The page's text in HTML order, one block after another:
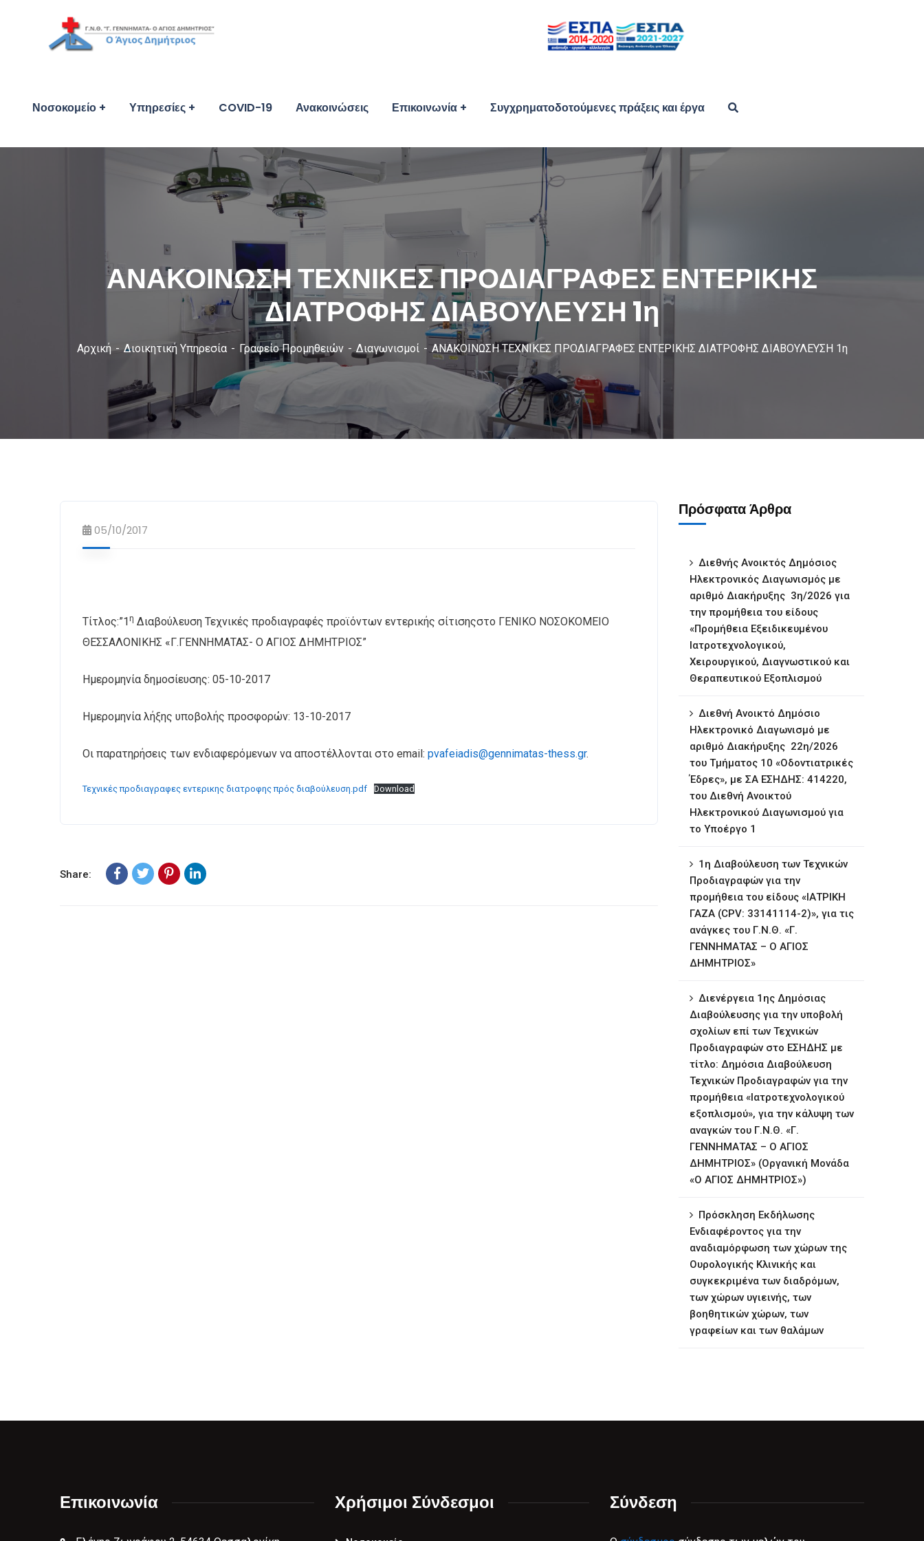
Νοσοκομείο Υπηρεσίες COVID-19 Ανακοινώσεις Επικοινωνία Συγχρηματοδοτούμενες πράξεις και έργα
ΑΝΑΚΟΙΝΩΣΗ ΤΕΧΝΙΚΕΣ ΠΡΟΔΙΑΓΡΑΦΕΣ ΕΝΤΕΡΙΚΗΣ
ΔΙΑΤΡΟΦΗΣ ΔΙΑΒΟΥΛΕΥΣΗ 1η
Αρχική Διοικητική Υπηρεσία Γραφείο Προμηθειών Διαγωνισμοί ΑΝΑΚΟΙΝΩΣΗ ΤΕΧΝΙΚΕΣ ΠΡΟΔΙΑΓΡΑΦΕΣ ΕΝΤΕΡΙΚΗΣ ΔΙΑΤΡΟΦΗΣ ΔΙΑΒΟΥΛΕΥΣΗ 1η
05/10/2017
Τίτλος:”1η Διαβούλευση Τεχνικές προδιαγραφές προϊόντων εντερικής σίτισηςστο ΓΕΝΙΚΟ ΝΟΣΟΚΟΜΕΙΟ
ΘΕΣΣΑΛΟΝΙΚΗΣ «Γ.ΓΕΝΝΗΜΑΤΑΣ- Ο ΑΓΙΟΣ ΔΗΜΗΤΡΙΟΣ”
Ημερομηνία δημοσίευσης: 05-10-2017
Ημερομηνία λήξης υποβολής προσφορών: 13-10-2017
Οι παρατηρήσεις των ενδιαφερόμενων να αποστέλλονται στο email: pvafeiadis@gennimatas-thess.gr.
Τεχνικές προδιαγραφες εντερικης διατροφης πρός διαβούλευση.pdf Download
Share:
Πρόσφατα Άρθρα
Διεθνής Ανοικτός Δημόσιος
Ηλεκτρονικός Διαγωνισμός με
αριθμό Διακήρυξης 3η/2026 για
την προμήθεια του είδους
«Προμήθεια Εξειδικευμένου
Ιατροτεχνολογικού,
Χειρουργικού, Διαγνωστικού και
Θεραπευτικού Εξοπλισμού
Διεθνή Ανοικτό Δημόσιο
Ηλεκτρονικό Διαγωνισμό με
αριθμό Διακήρυξης 22η/2026
του Τμήματος 10 «Οδοντιατρικές
Έδρες», με ΣΑ ΕΣΗΔΗΣ: 414220,
του Διεθνή Ανοικτού
Ηλεκτρονικού Διαγωνισμού για
το Υποέργο 1
1η ∆ιαβούλευση των Τεχνικών
Προδιαγραφών για την
προμήθεια του είδους «ΙΑΤΡΙΚΗ
ΓΑΖΑ (CPV: 33141114-2)», για τις
ανάγκες του Γ.Ν.Θ. «Γ.
ΓΕΝΝΗΜΑΤΑΣ – Ο ΑΓΙΟΣ
ΔΗΜΗΤΡΙΟΣ»
∆ιενέργεια 1ης ∆ηµόσιας
∆ιαβούλευσης για την υποβολή
σχολίων επί των Τεχνικών
Προδιαγραφών στο ΕΣΗΔΗΣ με
τίτλο: Δημόσια Διαβούλευση
Τεχνικών Προδιαγραφών για την
προμήθεια «Ιατροτεχνολογικού
εξοπλισμού», για την κάλυψη των
αναγκών του Γ.Ν.Θ. «Γ.
ΓΕΝΝΗΜΑΤΑΣ – Ο ΑΓΙΟΣ
ΔΗΜΗΤΡΙΟΣ» (Οργανική Μονάδα
«Ο ΑΓΙΟΣ ΔΗΜΗΤΡΙΟΣ»)
Πρόσκληση Εκδήλωσης
Ενδιαφέροντος για την
αναδιαμόρφωση των χώρων της
Ουρολογικής Κλινικής και
συγκεκριμένα των διαδρόμων,
των χώρων υγιεινής, των
βοηθητικών χώρων, των
γραφείων και των θαλάμων
Επικοινωνία Χρήσιμοι Σύνδεσμοι Σύνδεση